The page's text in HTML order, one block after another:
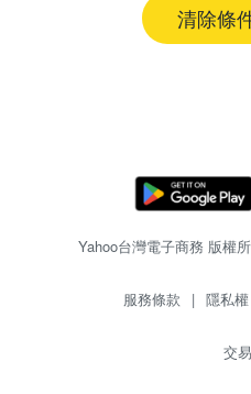
清除條
Yahoo台灣電子商務 版權
服務條款 | 隱私權
交